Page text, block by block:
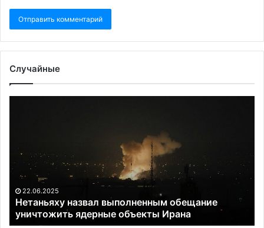
Случайные
уничтожить
ядерные
объекты
Ирана22.06.2025
Нетаньяху назвал выполненным обещание
уничтожить ядерные объекты Ирана